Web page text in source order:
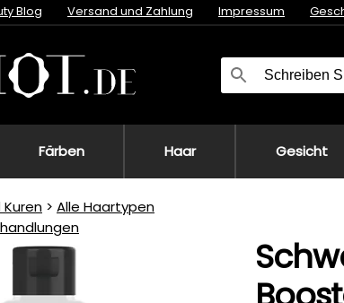
Blog Versand und Zahlung Impressum
Färben Haar Gesicht
Kuren
Alle Haartypen